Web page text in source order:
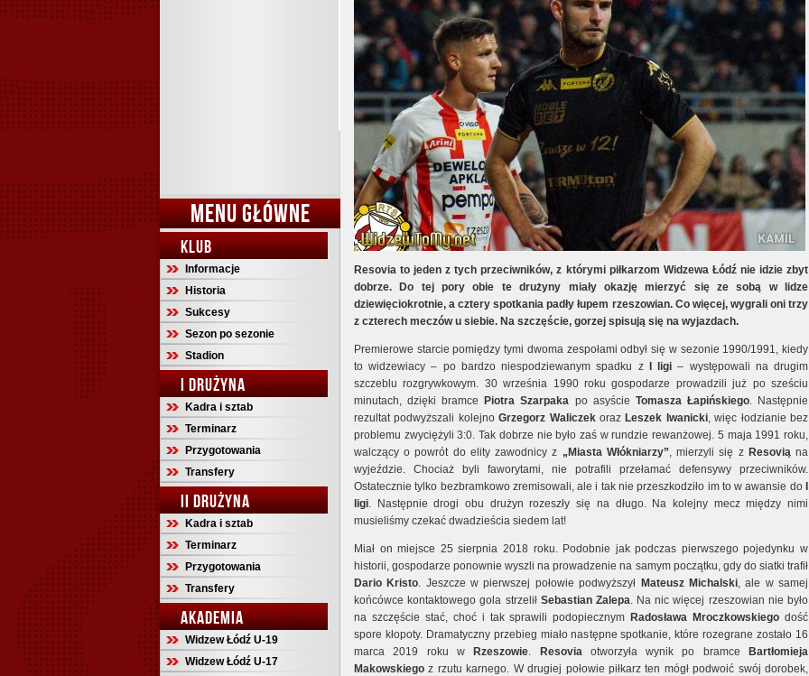
MENU GŁÓWNE
KLUB
Informacje
Historia
Sukcesy
Sezon po sezonie
Stadion
I DRUŻYNA
Kadra i sztab
Terminarz
Przygotowania
Transfery
II DRUŻYNA
Kadra i sztab
Terminarz
Przygotowania
Transfery
AKADEMIA
Widzew Łódź U-19
Widzew Łódź U-17
Resovia to jeden z tych przeciwników, z którymi piłkarzom Widzewa Łódź nie idzie zbyt
dobrze. Do tej pory obie te drużyny miały okazję mierzyć się ze sobą w lidze
dziewięciokrotnie, a cztery spotkania padły łupem rzeszowian. Co więcej, wygrali oni trzy
z czterech meczów u siebie. Na szczęście, gorzej spisują się na wyjazdach.
Premierowe starcie pomiędzy tymi dwoma zespołami odbył się w sezonie 1990/1991, kiedy
to widzewiacy – po bardzo niespodziewanym spadku z
I ligi – występowali na drugim
szczeblu rozgrywkowym. 30 września 1990 roku gospodarze prowadzili już po sześciu
minutach, dzięki bramce
Piotra Szarpaka po asyście Tomasza Łapińskiego. Następnie
rezultat podwyższali kolejnoGrzegorz Waliczekoraz Leszek Iwanicki, więc łodzianie bez
problemu zwyciężyli 3:0. Tak dobrze nie było zaś w rundzie rewanżowej. 5 maja 1991 roku,
walczący o powrót do elity zawodnicy z „Miasta Włókniarzy”, mierzyli się z Resoviąna
wyjeździe. Chociaż byli faworytami, nie potrafili przełamać defensywy przeciwników.
Ostatecznie tylko bezbramkowo zremisowali, ale i tak nie przeszkodziło im to w awansie do
ligi. Następnie drogi obu drużyn rozeszły się na długo. Na kolejny mecz między nimi
musieliśmy czekać dwadzieścia siedem lat!
Miał on miejsce 25 sierpnia 2018 roku. Podobnie jak podczas pierwszego pojedynku w
historii, gospodarze ponownie wyszli na prowadzenie na samym początku, gdy do siatki trafił
Dario Kristo. Jeszcze w pierwszej połowie podwyższył Mateusz Michalski, ale w samej
końcówce kontaktowego gola strzelił Sebastian Zalepa. Na nic więcej rzeszowian nie było
na szczęście stać, choć i tak sprawili podopiecznym Radosława Mroczkowskiegodość
spore kłopoty. Dramatyczny przebieg miało następne spotkanie, które rozegrane zostało 16
marca 2019 roku w
Rzeszowie. Resovia otworzyła wynik po bramce
Bartłomieja
Makowskiegoz rzutu karnego. W drugiej połowie piłkarz ten mógł podwoić swój dorobek,